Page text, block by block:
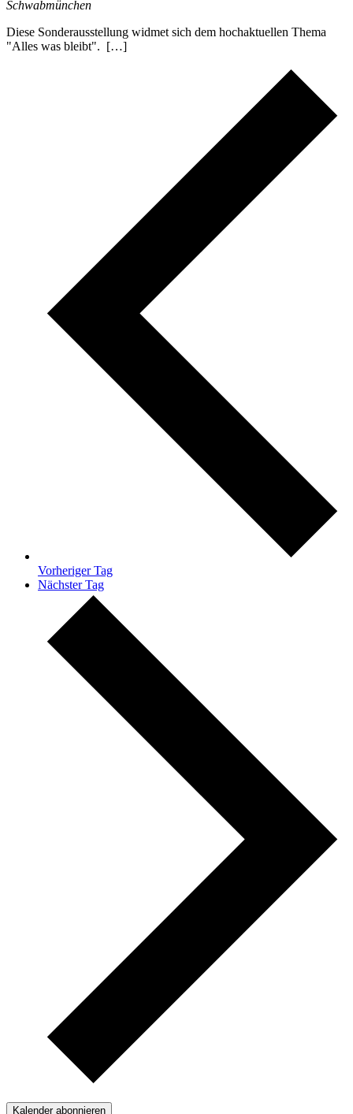
Schwabmünchen
Diese Sonderausstellung widmet sich dem hochaktuellen Thema
"Alles was bleibt". […]
Vorheriger Tag
Nächster Tag
Kalender abonnieren